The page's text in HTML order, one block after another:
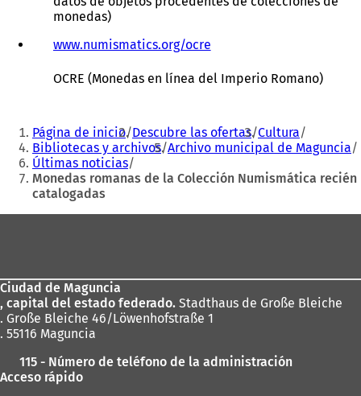
e
n
n
u
v
p
a
)
monedas)
www.numismatics.org/ocre
e
e
e
u
a
p
e
a
OCRE (Monedas en línea del Imperio Romano)
Estás
aquí:
Página de inicio Descubre las ofertas Cultura
Bibliotecas y archivos Archivo municipal de Maguncia
Últimas noticias
Monedas romanas de la Colección Numismática recién
catalogadas
pies
Ciudad de Maguncia
, capital del estado federado. Stadthaus de Große Bleiche
. Große Bleiche 46/Löwenhofstraße 1
. 55116 Maguncia
115 - Número de teléfono de la administración
Acceso rápido